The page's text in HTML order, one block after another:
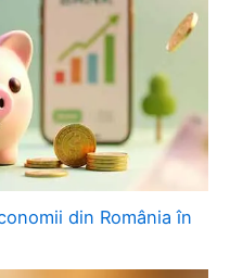
din România în